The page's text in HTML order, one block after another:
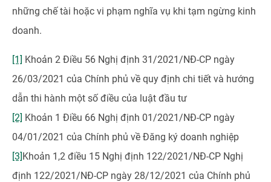
những chế tài hoặc vi phạm nghĩa vụ khi tạm ngừng kinh
doanh.
[1] Khoản 2 Điều 56 Nghị định 31/2021/NĐ-CP ngày
26/03/2021 của Chính phủ về quy định chi tiết và hướng
dẫn thi hành một số điều của luật đầu tư
[2] Khoản 1 Điều 66 Nghị định 01/2021/NĐ-CP ngày
04/01/2021 của Chính phủ về Đăng ký doanh nghiệp
[3]Khoản 1,2 điều 15 Nghị định 122/2021/NĐ-CP Nghị
định 122/2021/NĐ-CP ngày 28/12/2021 của Chính phủ